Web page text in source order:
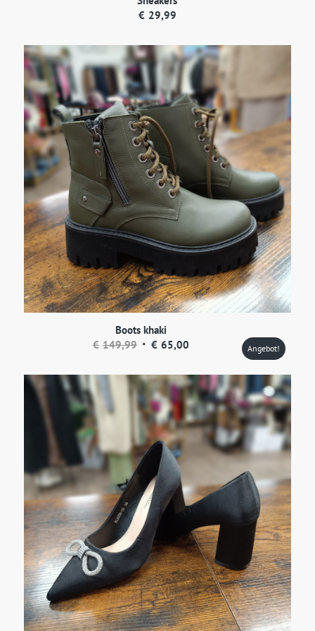
€ 29,99
Boots khaki
€ 149,99 Ursprünglicher
war:
€149,99
€ 65,00Aktueller
ist:
€65,00.
Angebot!